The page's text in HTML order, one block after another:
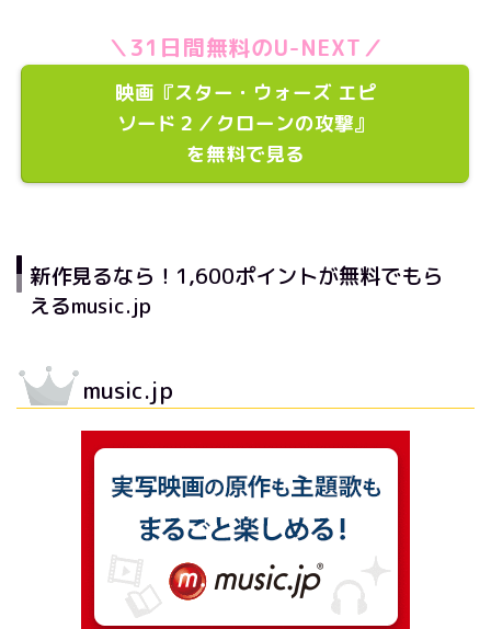
＼31日間無料のU-NEXT／
映画『スター・ウォーズ エピ
ソード２／クローンの攻撃』
を無料で見る
新作見るなら！1,600ポイントが無料でもら
えるmusic.jp
music.jp